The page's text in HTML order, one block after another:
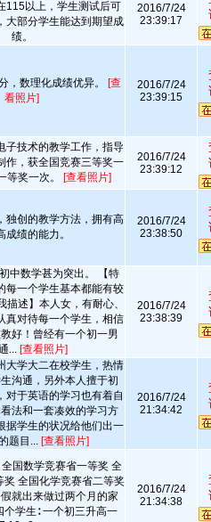
115以上，学生测试后可
大部分学生能达到期望成
绩。
2016/7/24
23:39:17
，数理化成绩优异。
[查
看照片]
2016/7/24
23:39:15
子技术的教学工作，指导
作，获全国竞赛三等奖一
等奖一次。 [查看照片]
2016/7/24
23:39:12
独创的教学方法，拥有高
成绩的能力。
2016/7/24
23:38:50
中数学甚为突出。 【特
每一个学生基本都能有较
描述】本人女，有耐心、
真对待每一个学生，相信
好！曾经有一个初一男
... [查看照片]
2016/7/24
23:38:39
学大二在校学生，热情
沟通，另外本人擅于初
对于英语的学习也有着自
法和一套凑效的学习方
据学生的状况给他们出一
题目... [查看照片]
2016/7/24
21:34:42
国数学竞赛省一等奖 全
奖 全国化学竞赛省二等奖
就出来做过两个月的家
学生∶ 一个初三升高一
2016/7/24
21:34:38